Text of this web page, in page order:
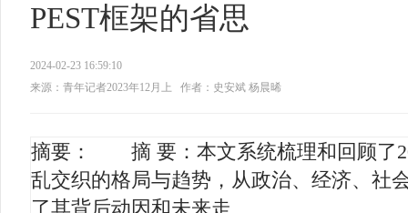
PEST框架的省思
2024-02-23 16:59:10
来源：青年记者2023年12月上
作者：史安斌 杨晨晞
摘要： 摘 要：本文系统梳理和回顾了
乱交织的格局与趋势，从政治、经济、社
了其背后动因和未来走